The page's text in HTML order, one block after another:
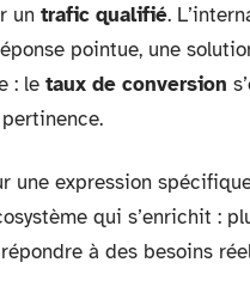
un trafic qualifié.
pointue, une
: le taux de conversion
une expression
qui s’enrichit :
à des besoins